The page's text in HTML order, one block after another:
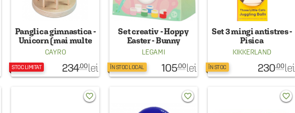
Panglica gimnastica -
Unicorn (mai multe
culori, pret pe bucata)
CAYRO
STOC LIMITAT 234.00 lei
Set creativ - Hoppy
Easter - Bunny
LEGAMI
ÎN STOC LOCAL 105.00 lei
Set 3 mingi antistres -
Pisica
KIKKERLAND
ÎN STOC 230.00 lei
favorite_border favorite_border favorite_border